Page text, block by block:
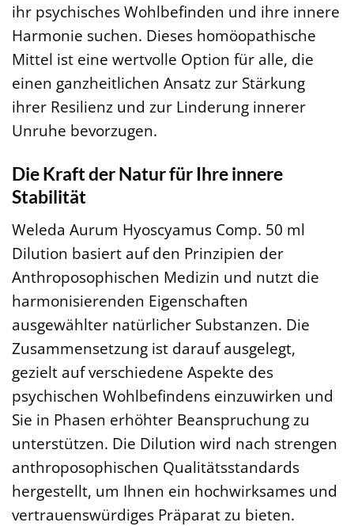
ihr psychisches Wohlbefinden und ihre innere
Harmonie suchen. Dieses homöopathische
Mittel ist eine wertvolle Option für alle, die
einen ganzheitlichen Ansatz zur Stärkung
ihrer Resilienz und zur Linderung innerer
Unruhe bevorzugen.
Die Kraft der Natur für Ihre innere
Stabilität
Weleda Aurum Hyoscyamus Comp. 50 ml
Dilution basiert auf den Prinzipien der
Anthroposophischen Medizin und nutzt die
harmonisierenden Eigenschaften
ausgewählter natürlicher Substanzen. Die
Zusammensetzung ist darauf ausgelegt,
gezielt auf verschiedene Aspekte des
psychischen Wohlbefindens einzuwirken und
Sie in Phasen erhöhter Beanspruchung zu
unterstützen. Die Dilution wird nach strengen
anthroposophischen Qualitätsstandards
hergestellt, um Ihnen ein hochwirksames und
vertrauenswürdiges Präparat zu bieten.